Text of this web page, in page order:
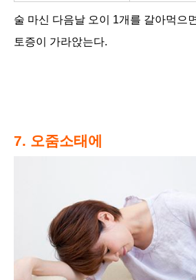
술 마신 다음날 오이 1개를 갈아먹으
토증이 가라앉는다.
7. 오줌소태에